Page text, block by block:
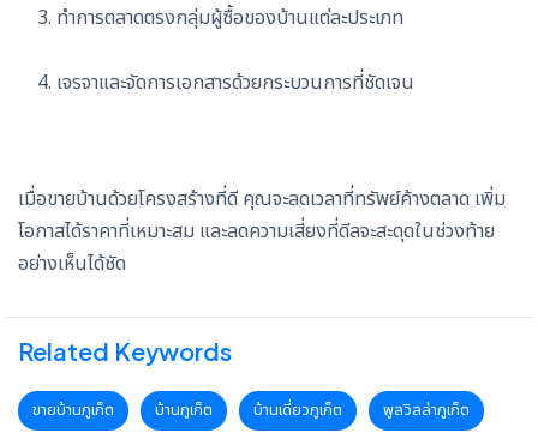
ทำการตลาดตรงกลุ่มผู้ซื้อของบ้านแต่ละประเภท
เจรจาและจัดการเอกสารด้วยกระบวนการที่ชัดเจน
เมื่อขายบ้านด้วยโครงสร้างที่ดี คุณจะลดเวลาที่ทรัพย์ค้างตลาด เพิ่ม
โอกาสได้ราคาที่เหมาะสม และลดความเสี่ยงที่ดีลจะสะดุดในช่วงท้าย
อย่างเห็นได้ชัด
Related Keywords
ขายบ้านภูเก็ต บ้านภูเก็ต บ้านเดี่ยวภูเก็ต พูลวิลล่าภูเก็ต